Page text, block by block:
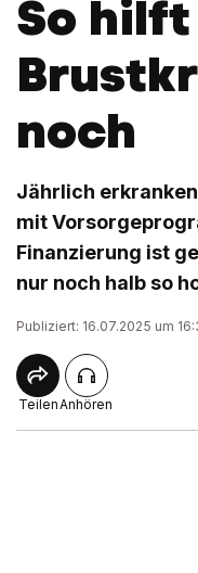
So
noch
Jährlich
mit
Finanzierung ist
nur noch halb so
Publiziert: 16.07.2025 um
TeilenAnhören